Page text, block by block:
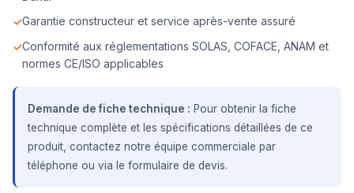
Garantie constructeur et service après-vente assuré
Conformité aux réglementations SOLAS, COFACE, ANAM et
normes CE/ISO applicables
Demande de fiche technique : Pour obtenir la fiche
technique complète et les spécifications détaillées de ce
produit, contactez notre équipe commerciale par
téléphone ou via le formulaire de devis.